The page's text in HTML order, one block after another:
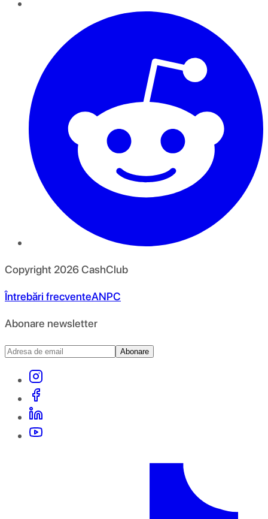
Copyright 2026CashClub
Întrebări frecventeANPC
Abonare newsletter
Abonare